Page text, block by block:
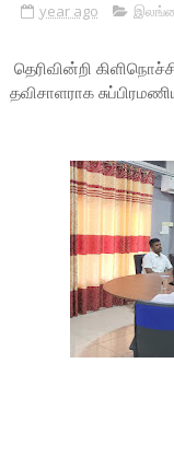
year ago
தெரிவின்றி
தவிசாளராக